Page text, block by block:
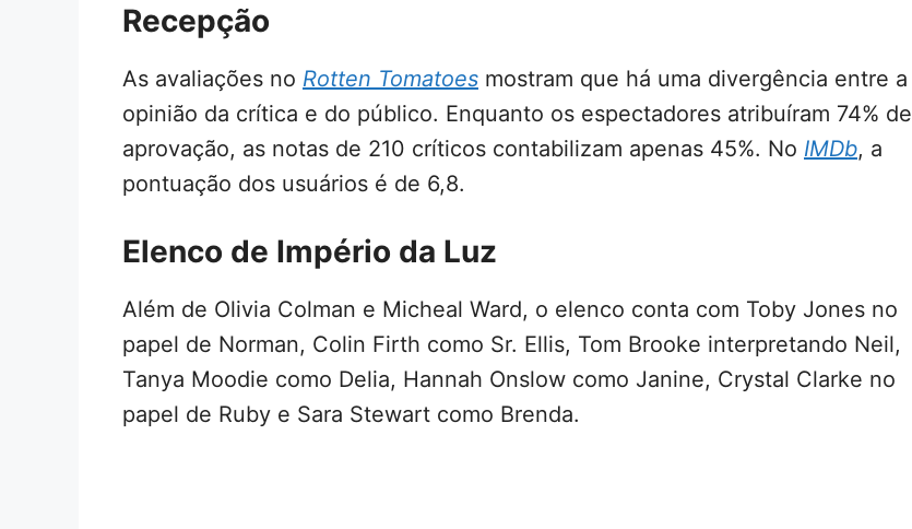
Recepção
As avaliações no Rotten Tomatoes mostram que há uma divergência entre a
opinião da crítica e do público. Enquanto os espectadores atribuíram 74% de
aprovação, as notas de 210 críticos contabilizam apenas 45%. No IMDb, a
pontuação dos usuários é de 6,8.
Elenco de Império da Luz
Além de Olivia Colman e Micheal Ward, o elenco conta com Toby Jones no
papel de Norman, Colin Firth como Sr. Ellis, Tom Brooke interpretando Neil,
Tanya Moodie como Delia, Hannah Onslow como Janine, Crystal Clarke no
papel de Ruby e Sara Stewart como Brenda.